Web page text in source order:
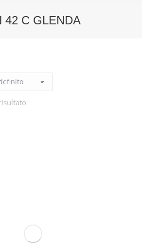
42 C GLENDA